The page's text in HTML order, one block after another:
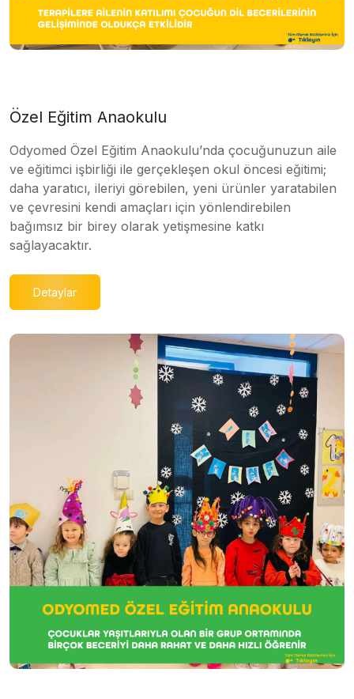
Özel Eğitim Anaokulu
Odyomed Özel Eğitim Anaokulu’nda çocuğunuzun aile
ve eğitimci işbirliği ile gerçekleşen okul öncesi eğitimi;
daha yaratıcı, ileriyi görebilen, yeni ürünler yaratabilen
ve çevresini kendi amaçları için yönlendirebilen
bağımsız bir birey olarak yetişmesine katkı
sağlayacaktır.
Detaylar